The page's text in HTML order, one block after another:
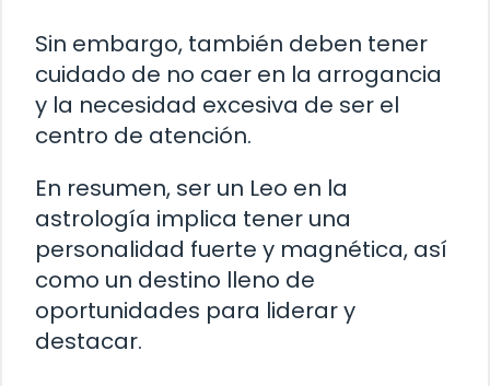
Sin embargo, también deben tener
cuidado de no caer en la arrogancia
y la necesidad excesiva de ser el
centro de atención.
En resumen, ser un Leo en la
astrología implica tener una
personalidad fuerte y magnética, así
como un destino lleno de
oportunidades para liderar y
destacar.